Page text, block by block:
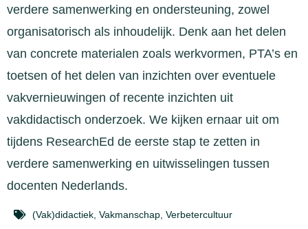
verdere samenwerking en ondersteuning, zowel
organisatorisch als inhoudelijk. Denk aan het delen
van concrete materialen zoals werkvormen, PTA’s en
toetsen of het delen van inzichten over eventuele
vakvernieuwingen of recente inzichten uit
vakdidactisch onderzoek. We kijken ernaar uit om
tijdens ResearchEd de eerste stap te zetten in
verdere samenwerking en uitwisselingen tussen
docenten Nederlands.
(Vak)didactiek Vakmanschap Verbetercultuur